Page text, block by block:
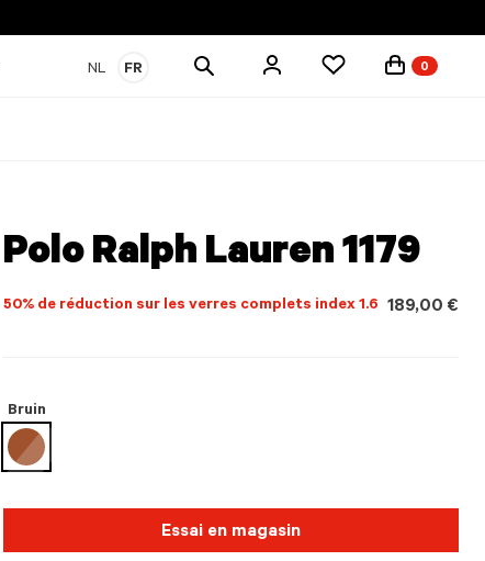
NL FR
Rechercher
0
Polo Ralph Lauren 1179
50% de réduction sur les verres complets index 1.6 189,00 €
Bruin
sélectionné
Essai en magasin